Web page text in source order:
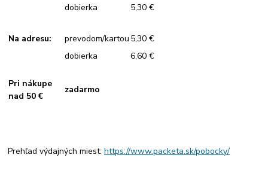
dobierka
5,30 €
Na adresu: prevodom/kartou 5,30 €
dobierka
6,60 €
Pri nákupe
nad 50 €
zadarmo
Prehľad výdajných miest:https://www.packeta.sk/pobocky/